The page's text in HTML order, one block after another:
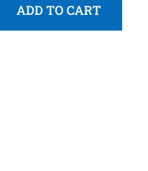
ADD TO CART